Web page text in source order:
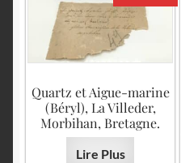
Quartz et Aigue-marine
(Béryl), La Villeder,
Morbihan, Bretagne.
Lire Plus